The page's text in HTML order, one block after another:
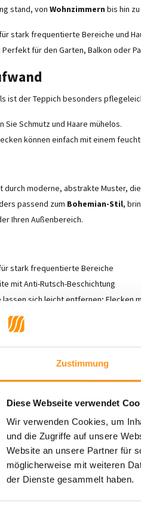
Zustimmung
Diese Webseite verwendet
Wir verwenden Cookies, um
und die Zugriffe auf unsere
Website an unsere Partner für
möglicherweise mit weiteren
der Dienste gesammelt haben.
stand, von Wohnzimmern bis hin zu
stark frequentierte Bereiche und
Perfekt für den Garten, Balkon oder
ist der Teppich besonders
Sie Schmutz und Haare mühelos.
können einfach mit einem
durch moderne, abstrakte Muster, die
passend zum Bohemian-Stil,
Ihren Außenbereich.
stark frequentierte Bereiche
mit Anti-Rutsch-Beschichtung
lassen sich leicht entfernen; Flecken
Perfekt für Haushalte mit Tieren
Gewebt
Kombination ausVielseitigkeit,
SieStilundKomfort in Ihren